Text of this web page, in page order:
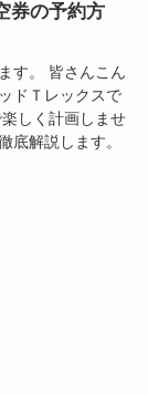
券の予約方
す。 皆さんこん
ドＴレックスで
しく計画しませ
底解説します。